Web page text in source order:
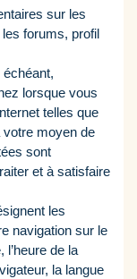
sur les
forums, profil
échéant,
lorsque vous
telles que
moyen de
sont
et à satisfaire
les
navigation sur le
de la
la langue